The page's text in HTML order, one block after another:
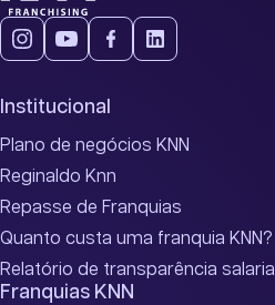
Institucional
Plano de negócios KNN
Reginaldo Knn
Repasse de Franquias
Quanto custa uma franquia KNN?
Relatório de transparência salarial
Franquias KNN